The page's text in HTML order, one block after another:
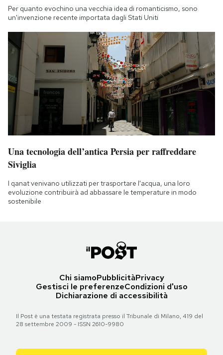
Per quanto evochino una vecchia idea di romanticismo, sono
un'invenzione recente importata dagli Stati Uniti
Una tecnologia dell’antica Persia per raffreddare
Siviglia
I qanat venivano utilizzati per trasportare l'acqua, una loro
evoluzione contribuirà ad abbassare le temperature in modo
sostenibile
Chi siamoPubblicitàPrivacy
Gestisci le preferenzeCondizioni d'uso
Dichiarazione di accessibilità
Il Post è una testata registrata presso il Tribunale di Milano, 419 del
28 settembre 2009 - ISSN 2610-9980